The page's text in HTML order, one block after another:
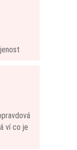
ví co je